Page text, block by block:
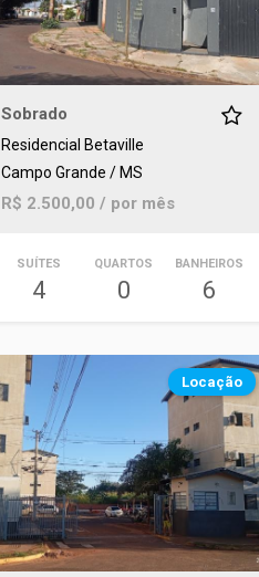
Sobrado
Residencial Betaville
Campo Grande / MS
R$ 2.500,00 / por mês
SUÍTES
4
QUARTOS
0
BANHEIROS
6
Locação